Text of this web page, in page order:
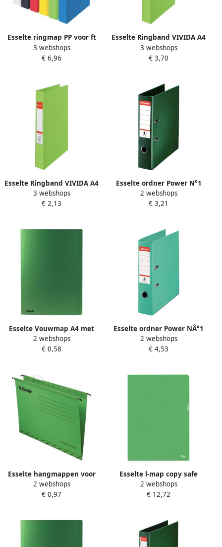
Esselte ringmap PP voor ft
A4 rug van 4 2 cm 23 O-
ringen van 25 mm groen
3 webshops
€ 6,96
Esselte Ringband VIVIDA A4
4-rings O-mechaniek 25mm
PP groen
3 webshops
€ 3,70
Esselte Ringband VIVIDA A4
2-rings O-mechaniek 25mm
PP groen
3 webshops
€ 2,13
Esselte ordner Power N°1
groen rug van 7 5 cm
2 webshops
€ 3,21
Esselte Vouwmap A4 met
overslag manilla 275gr
groen
2 webshops
€ 0,58
Esselte ordner Power NÂ°1
lichtgroen rug van 7 5 cm
2 webshops
€ 4,53
Esselte hangmappen voor
laden Pendaflex Plus
tussenafstand 330 mm
2 webshops
€ 0,97
Esselte l-map copy safe
gekorreld A4 115 micron
pak van 100 stuks groen
2 webshops
€ 12,72